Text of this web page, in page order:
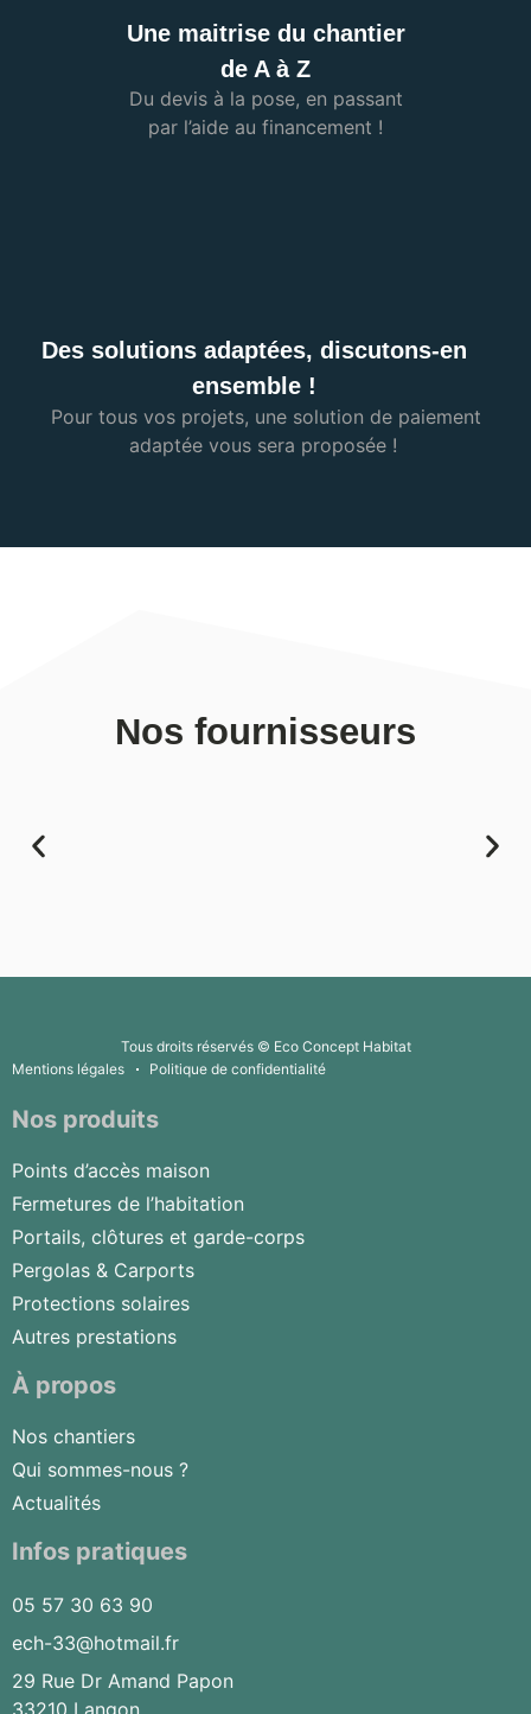
Une maitrise du chantier
de A à Z
Du devis à la pose, en passant
par l’aide au financement !
Des solutions adaptées, discutons-en
ensemble !
Pour tous vos projets, une solution de paiement
adaptée vous sera proposée !
Nos fournisseurs
Tous droits réservés © Eco Concept Habitat
Mentions légales
Politique de confidentialité
Nos produits
Points d’accès maison
Fermetures de l’habitation
Portails, clôtures et garde-corps
Pergolas & Carports
Protections solaires
Autres prestations
À propos
Nos chantiers
Qui sommes-nous ?
Actualités
Infos pratiques
05 57 30 63 90
ech-33@hotmail.fr
29 Rue Dr Amand Papon